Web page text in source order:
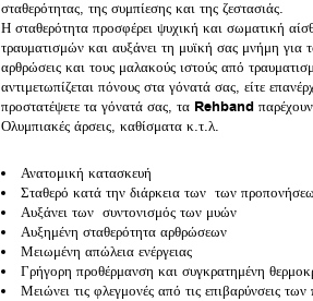
σταθερότητας, της συμπίεσης και της ζεστασιάς.
Η σταθερότητα προσφέρει ψυχική και σωματική
τραυματισμών και αυξάνει τη μυϊκή σας μνήμη για
αρθρώσεις και τους μαλακούς ιστούς από
αντιμετωπίζεται πόνους στα γόνατά σας, είτε
προστατέψετε τα γόνατά σας, τα Rehband
Ολυμπιακές άρσεις, καθίσματα κ.τ.λ.
Ανατομική κατασκευή
Σταθερό κατά την διάρκεια των των
Αυξάνει των συντονισμός των μυών
Αυξημένη σταθερότητα αρθρώσεων
Μειωμένη απώλεια ενέργειας
Γρήγορη προθέρμανση και συγκρατημένη
Μειώνει τις φλεγμονές από τις επιβαρύνσεις